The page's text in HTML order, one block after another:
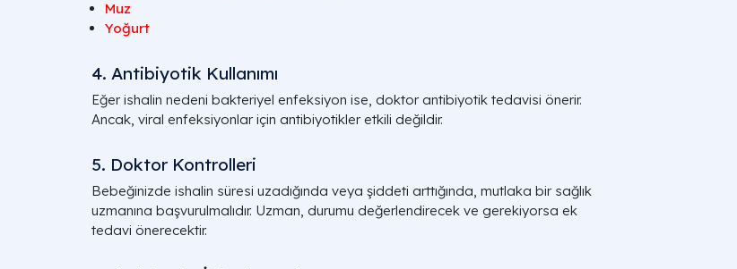
Muz
Yoğurt
4. Antibiyotik Kullanımı
Eğer ishalin nedeni bakteriyel enfeksiyon ise, doktor antibiyotik tedavisi önerir.
Ancak, viral enfeksiyonlar için antibiyotikler etkili değildir.
5. Doktor Kontrolleri
Bebeğinizde ishalin süresi uzadığında veya şiddeti arttığında, mutlaka bir sağlık
uzmanına başvurulmalıdır. Uzman, durumu değerlendirecek ve gerekiyorsa ek
tedavi önerecektir.